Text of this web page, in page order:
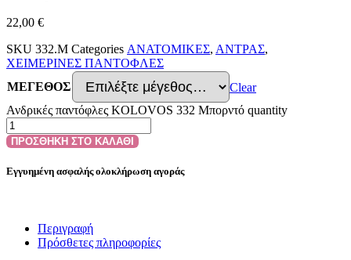
22,00 €
SKU 332.M Categories ΑΝΑΤΟΜΙΚΕΣ, ΑΝΤΡΑΣ,
ΧΕΙΜΕΡΙΝΕΣ ΠΑΝΤΟΦΛΕΣ
ΜΕΓΕΘΟΣ
Clear
Ανδρικές παντόφλες KOLOVOS 332 Μπορντό quantity
ΠΡΟΣΘΗΚΗ ΣΤΟ ΚΑΛΑΘΙ
Εγγυημένη ασφαλής ολοκλήρωση αγοράς
Περιγραφή
Πρόσθετες πληροφορίες